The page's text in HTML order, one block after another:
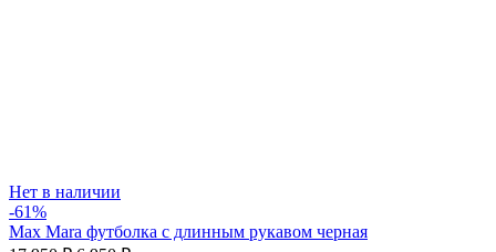
Нет в наличии
-61%
Max Mara футболка с длинным рукавом черная